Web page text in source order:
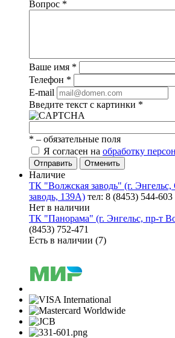
Вопрос *
Ваше имя *
Телефон *
E-mail
Введите текст с картинки *
* – обязательные поля
Я согласен на обработку
Отправить Отменить
Наличие
ТК "Волжская заводь" (г.
заводь, 139А) тел: 8 (8453) 544-603
Нет в наличии
ТК "Панорама" (г. Энгельс, пр-т
(8453) 752-471
Есть в наличии (7)